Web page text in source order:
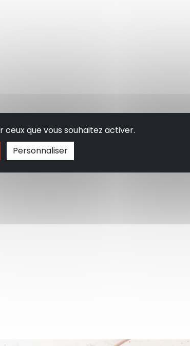
que vous souhaitez activer.
Personnaliser